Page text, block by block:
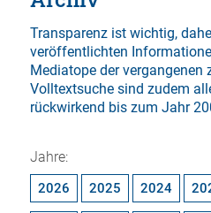
Transparenz ist wichtig,
veröffentlichten
Mediatope der vergangenen
Volltextsuchesind zudem
rückwirkend bis zum Jahr
Jahre:
2026 2025 2024